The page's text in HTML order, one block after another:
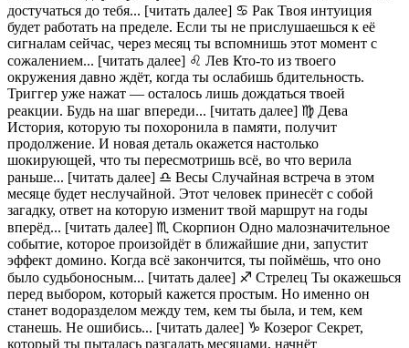
достучаться до тебя... [читать далее] ♋ Рак Твоя интуиция
будет работать на пределе. Если ты не прислушаешься к её
сигналам сейчас, через месяц ты вспомнишь этот момент с
сожалением... [читать далее] ♌ Лев Кто-то из твоего
окружения давно ждёт, когда ты ослабишь бдительность.
Триггер уже нажат — осталось лишь дождаться твоей
реакции. Будь на шаг впереди... [читать далее] ♍ Дева
История, которую ты похоронила в памяти, получит
продолжение. И новая деталь окажется настолько
шокирующей, что ты пересмотришь всё, во что верила
раньше... [читать далее] ♎ Весы Случайная встреча в этом
месяце будет неслучайной. Этот человек принесёт с собой
загадку, ответ на которую изменит твой маршрут на годы
вперёд... [читать далее] ♏ Скорпион Одно малозначительное
событие, которое произойдёт в ближайшие дни, запустит
эффект домино. Когда всё закончится, ты поймёшь, что оно
было судьбоносным... [читать далее] ♐ Стрелец Ты окажешься
перед выбором, который кажется простым. Но именно он
станет водоразделом между тем, кем ты была, и тем, кем
станешь. Не ошибись... [читать далее] ♑ Козерог Секрет,
который ты пыталась разгадать месяцами, начнёт